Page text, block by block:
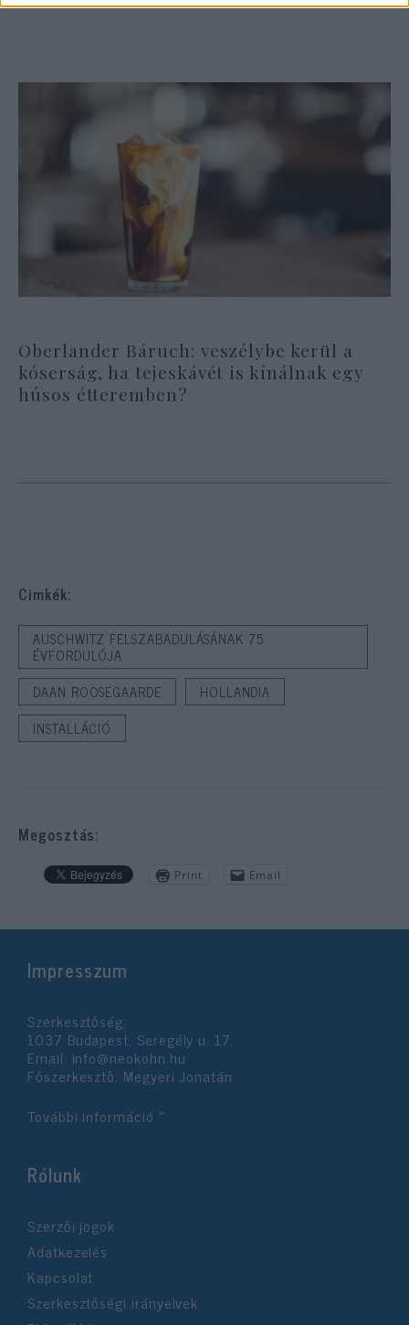
Oberlander Báruch: veszélybe kerül a
kóserság, ha tejeskávét is kínálnak egy
húsos étteremben?
Cimkék:
AUSCHWITZ FELSZABADULÁSÁNAK 75.
ÉVFORDULÓJA
DAAN ROOSEGAARDE
HOLLANDIA
INSTALLÁCIÓ
Megosztás:
Print Email
Impresszum
Szerkesztőség:
1037 Budapest, Seregély u. 17.
Email: info@neokohn.hu
Főszerkesztő: Megyeri Jonatán
További információ »
Rólunk
Szerzői jogok
Adatkezelés
Kapcsolat
Szerkesztőségi irányelvek